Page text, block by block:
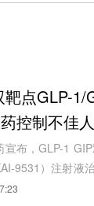
点GLP-1/
控制不佳
布，GLP-1
9531）注射液
佳成人2型糖尿